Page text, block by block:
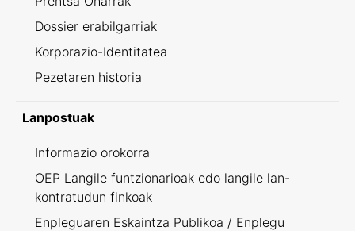
Dossier erabilgarriak
Korporazio-Identitatea
Pezetaren historia
Lanpostuak
Informazio orokorra
OEP Langile funtzionarioak edo langile lan-
kontratudun finkoak
Enpleguaren Eskaintza Publikoa / Enplegu